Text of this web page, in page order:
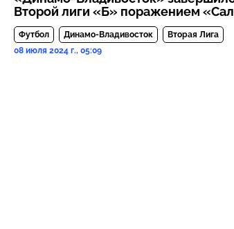
Второй лиги «Б» поражением
Футбол Динамо-Владивосток
Вторая Лига
08 июля 2024 г., 05:09